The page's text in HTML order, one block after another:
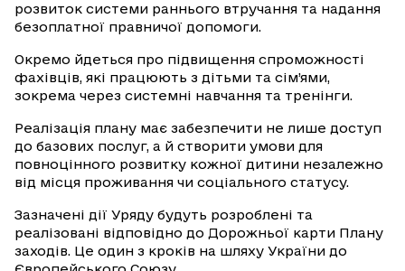
розвиток системи раннього втручання та надання
безоплатної правничої допомоги.
Окремо йдеться про підвищення спроможності
фахівців, які працюють з дітьми та сім’ями,
зокрема через системні навчання та тренінги.
Реалізація плану має забезпечити не лише доступ
до базових послуг, а й створити умови для
повноцінного розвитку кожної дитини незалежно
від місця проживання чи соціального статусу.
Зазначені дії Уряду будуть розроблені та
реалізовані відповідно до Дорожньої карти Плану
заходів. Це один з кроків на шляху України до